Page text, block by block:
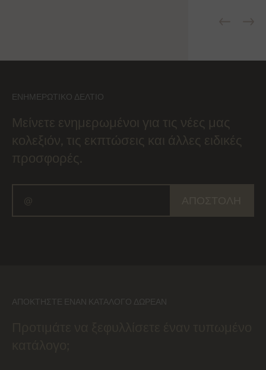
ΕΝΗΜΕΡΩΤΙΚΌ ΔΕΛΤΊΟ
Μείνετε ενημερωμένοι για τις νέες μας
κολεξιόν, τις εκπτώσεις και άλλες ειδικές
προσφορές.
ΑΠΟΚΤΉΣΤΕ ΈΝΑΝ ΚΑΤΆΛΟΓΟ ΔΩΡΕΆΝ